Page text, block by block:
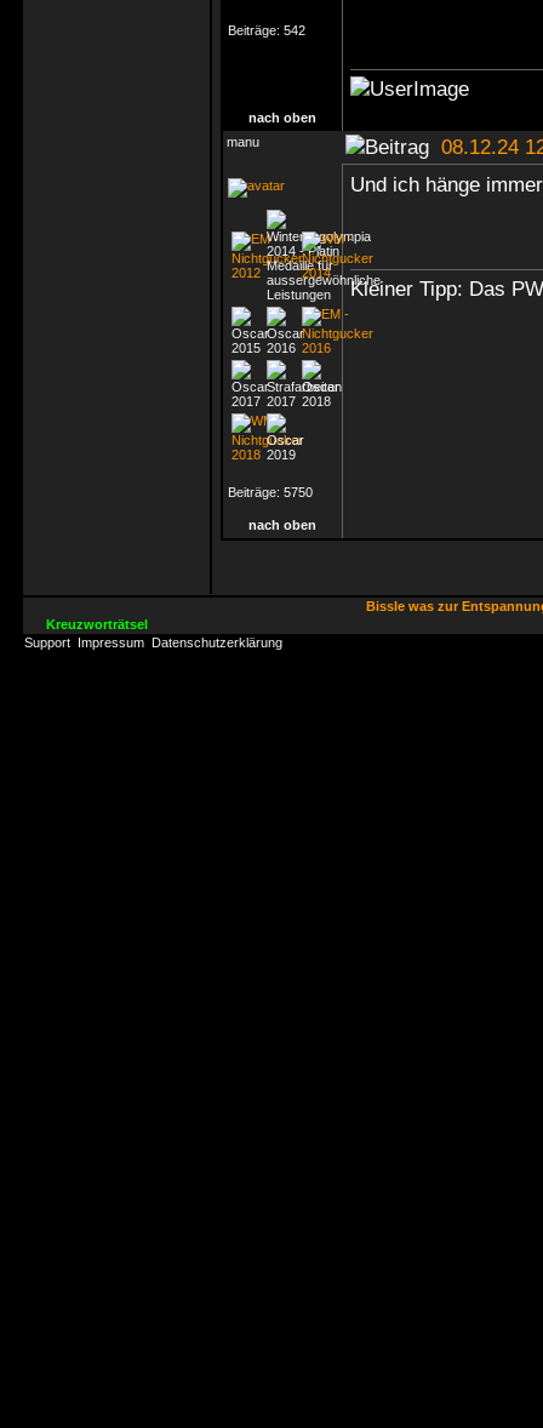
Beiträge: 542
nach oben
manu
08.12.24
Beiträge: 5750
Und ich hänge
Kleiner Tipp: Das
nach oben
Bissle was zur
Kreuzworträtsel
Support Impressum Datenschutzerklärung